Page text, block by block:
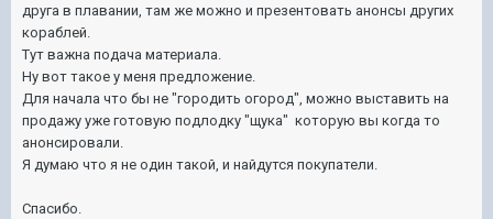
друга в плавании, там же можно и презентовать анонсы других
кораблей.
Тут важна подача материала.
Ну вот такое у меня предложение.
Для начала что бы не "городить огород", можно выставить на
продажу уже готовую подлодку "щука" которую вы когда то
анонсировали.
Я думаю что я не один такой, и найдутся покупатели.
Спасибо.